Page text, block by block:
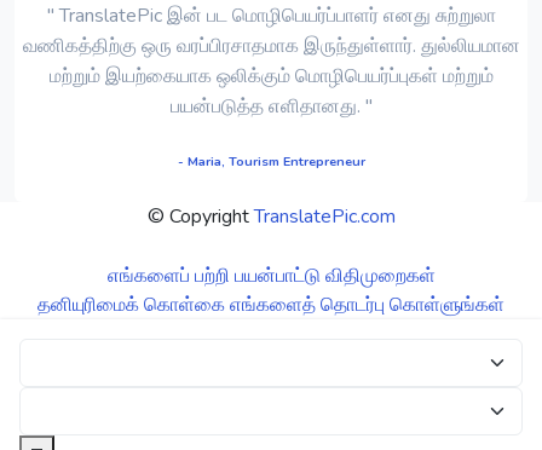
" TranslatePic இன் பட மொழிபெயர்ப்பாளர் எனது சுற்றுலா
வணிகத்திற்கு ஒரு வரப்பிரசாதமாக இருந்துள்ளார். துல்லியமான
மற்றும் இயற்கையாக ஒலிக்கும் மொழிபெயர்ப்புகள் மற்றும்
பயன்படுத்த எளிதானது. "
- Maria, Tourism Entrepreneur
© CopyrightTranslatePic.com
எங்களைப் பற்றி பயன்பாட்டு விதிமுறைகள்
தனியுரிமைக் கொள்கைஎங்களைத் தொடர்பு கொள்ளுங்கள்